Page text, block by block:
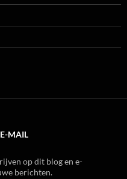
MAIL
op dit blog en e-
berichten.